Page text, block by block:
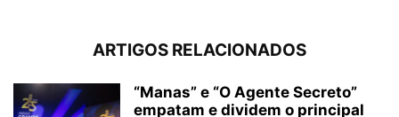
ARTIGOS RELACIONADOS
“Manas” e “O Agente Secreto”
empatam e dividem o principal